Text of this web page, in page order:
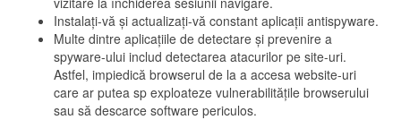
Instalați-vă și actualizați-vă constant aplicații antispyware.
Multe dintre aplicațiile de detectare și prevenire a
spyware-ului includ detectarea atacurilor pe site-uri.
Astfel, impiedică browserul de la a accesa website-uri
care ar putea sp exploateze vulnerabilitățile browserului
sau să descarce software periculos.